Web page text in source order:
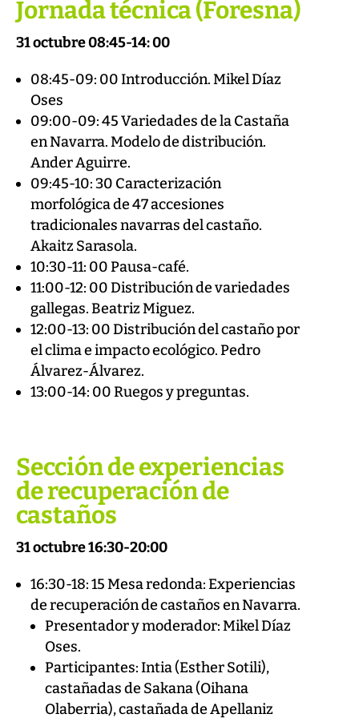
Jornada técnica (Foresna)
31 octubre 08:45-14: 00
08:45-09: 00 Introducción. Mikel Díaz
Oses
09:00-09: 45 Variedades de la Castaña
en Navarra. Modelo de distribución.
Ander Aguirre.
09:45-10: 30 Caracterización
morfológica de 47 accesiones
tradicionales navarras del castaño.
Akaitz Sarasola.
10:30-11: 00 Pausa-café.
11:00-12: 00 Distribución de variedades
gallegas. Beatriz Miguez.
12:00-13: 00 Distribución del castaño por
el clima e impacto ecológico. Pedro
Álvarez-Álvarez.
13:00-14: 00 Ruegos y preguntas.
Sección de experiencias
de recuperación de
castaños
31 octubre 16:30-20:00
16:30-18: 15 Mesa redonda: Experiencias
de recuperación de castaños en Navarra.
Presentador y moderador: Mikel Díaz
Oses.
Participantes: Intia (Esther Sotili),
castañadas de Sakana (Oihana
Olaberria), castañada de Apellaniz